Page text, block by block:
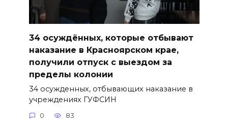
34 осуждённых, которые отбывают
наказание в Красноярском крае,
получили отпуск с выездом за
пределы колонии
34 осужденных, отбывающих наказание в
учреждениях ГУФСИН
0 83